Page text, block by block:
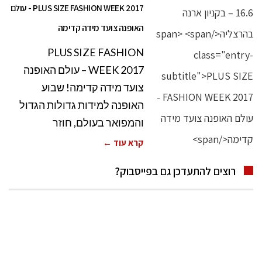
PLUS SIZE FASHION WEEK 2017 - עולם
האופנה צועד מידה קדימה
PLUS SIZE FASHION
WEEK 2017 – עולם האופנה
צועד מידה קדימה! שבוע
האופנה למידות גדולות הגדול
והמפואר בעולם, חוזר
קרא עוד ←
רוצים להתעדכן גם בפייסבוק?